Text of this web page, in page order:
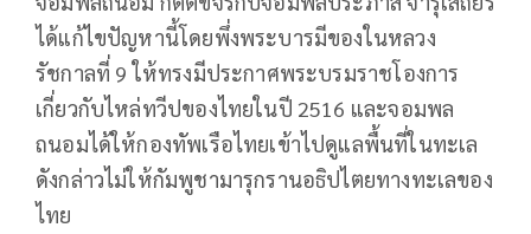
ได้แก้ไขปัญหานี้โดยพึ่งพระบารมีของในหลวง
รัชกาลที่ 9 ให้ทรงมีประกาศพระบรมราชโองการ
เกี่ยวกับไหล่ทวีปของไทยในปี 2516 และจอมพล
ถนอมได้ให้กองทัพเรือไทยเข้าไปดูแลพื้นที่ในทะเล
ดังกล่าวไม่ให้กัมพูชามารุกรานอธิปไตยทางทะเลของ
ไทย